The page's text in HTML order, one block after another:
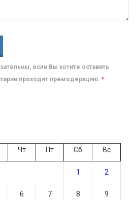
если Вы хотите оставить
проходят премодерацию. *
Чт Пт Сб Вс
1 2
6 7 8 9